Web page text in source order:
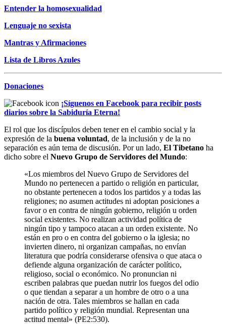
Entender la homosexualidad
Lenguaje no sexista
Mantras y Afirmaciones
Lista de Libros Azules
Donaciones
¡Síguenos en Facebook para recibir posts
diarios sobre la Sabiduría Eterna!
El rol que los discípulos deben tener en el cambio social y la
expresión de la buena voluntad, de la inclusión y de la no
separación es aún tema de discusión. Por un lado, El Tibetano ha
dicho sobre el Nuevo Grupo de Servidores del Mundo:
«Los miembros del Nuevo Grupo de Servidores del
Mundo no pertenecen a partido o religión en particular,
no obstante pertenecen a todos los partidos y a todas las
religiones; no asumen actitudes ni adoptan posiciones a
favor o en contra de ningún gobierno, religión u orden
social existentes. No realizan actividad política de
ningún tipo y tampoco atacan a un orden existente. No
están en pro o en contra del gobierno o la iglesia; no
invierten dinero, ni organizan campañas, no envían
literatura que podría considerarse ofensiva o que ataca o
defiende alguna organización de carácter político,
religioso, social o económico. No pronuncian ni
escriben palabras que puedan nutrir los fuegos del odio
o que tiendan a separar a un hombre de otro o a una
nación de otra. Tales miembros se hallan en cada
partido político y religión mundial. Representan una
actitud mental» (PE2:530).